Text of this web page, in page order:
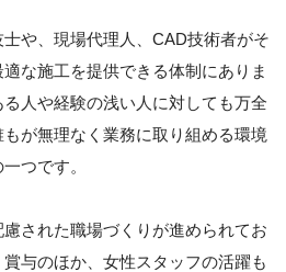
や、現場代理人、CAD技術者がそ
な施工を提供できる体制にありま
人や経験の浅い人に対しても万全
が無理なく業務に取り組める環境
つです。
された職場づくりが進められてお
与のほか、女性スタッフの活躍も